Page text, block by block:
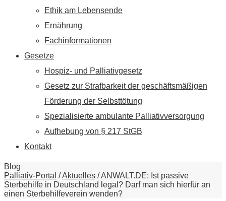
Ethik am Lebensende
Ernährung
Fachinformationen
Gesetze
Hospiz- und Palliativgesetz
Gesetz zur Strafbarkeit der geschäftsmäßigen
Förderung der Selbsttötung
Spezialisierte ambulante Palliativversorgung
Aufhebung von § 217 StGB
Kontakt
Blog
Palliativ-Portal /Aktuelles /ANWALT.DE: Ist passive
Sterbehilfe in Deutschland legal? Darf man sich hierfür an
einen Sterbehilfeverein wenden?